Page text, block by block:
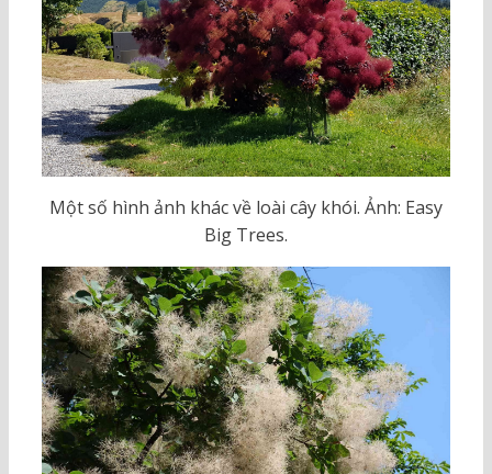
Một số hình ảnh khác về loài cây khói. Ảnh: Easy
Big Trees.